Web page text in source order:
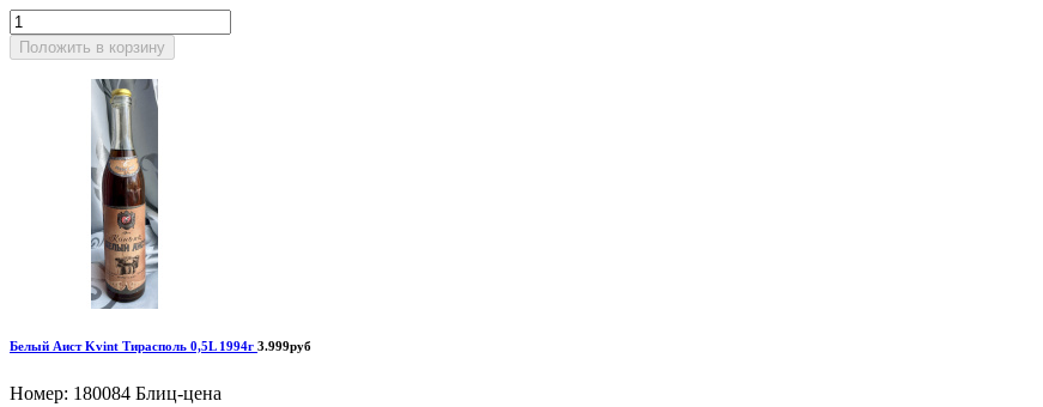
Положить в корзину
Белый Аист Kvint Тирасполь 0,5L 1994г 3.999руб
Номер: 180084 Блиц-цена